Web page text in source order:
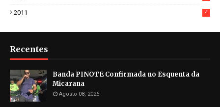
2011 4
Recentes
Banda PINOTE Confirmada no Esquenta da
Micarana
Agosto 08, 2026